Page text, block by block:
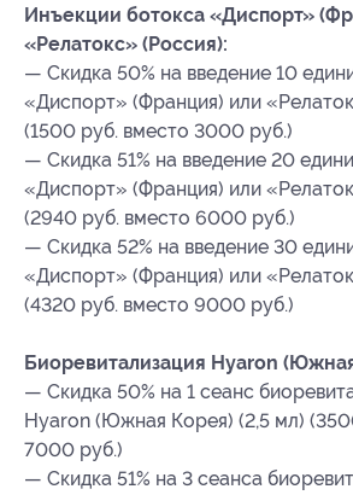
Инъекции ботокса «Диспорт»
«Релатокс» (Россия):
— Скидка 50% на введение 10
«Диспорт» (Франция) или
(1500 руб. вместо 3000 руб.)
— Скидка 51% на введение 20
«Диспорт» (Франция) или
(2940 руб. вместо 6000 руб.)
— Скидка 52% на введение 30
«Диспорт» (Франция) или
(4320 руб. вместо 9000 руб.)
Биоревитализация Hyaron
— Скидка 50% на 1 сеанс
Hyaron (Южная Корея) (2,5 мл)
7000 руб.)
— Скидка 51% на 3 сеанса